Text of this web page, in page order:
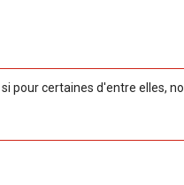
pour certaines d'entre elles,